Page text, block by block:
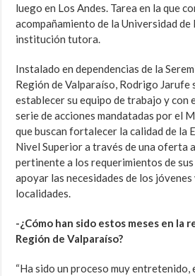
luego en Los Andes. Tarea en la que
acompañamiento de la Universidad de
institución tutora.
Instalado en dependencias de la
Región de Valparaíso, Rodrigo Jarufe
establecer su equipo de trabajo y con
serie de acciones mandatadas por el
que buscan fortalecer la calidad de la
Nivel Superior a través de una oferta
pertinente a los requerimientos de
apoyar las necesidades de los
localidades.
-¿Cómo han sido estos meses en la
Región de Valparaíso?
“Ha sido un proceso muy entretenido,